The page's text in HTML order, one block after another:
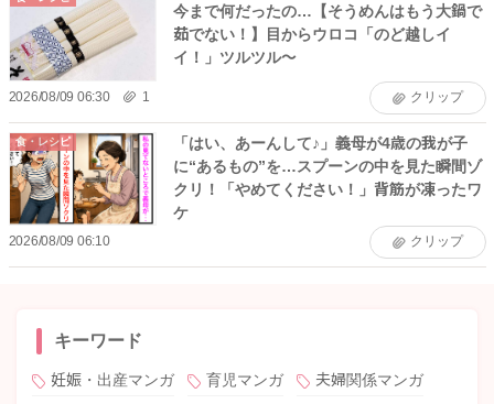
今まで何だったの…【そうめんはもう大鍋で
茹でない！】目からウロコ「のど越しイ
イ！」ツルツル〜
2026/08/09 06:30 1 クリップ
食・レシピ
「はい、あーんして♪」義母が4歳の我が子
に“あるもの”を…スプーンの中を見た瞬間ゾ
クリ！「やめてください！」背筋が凍ったワ
ケ
2026/08/09 06:10 クリップ
キーワード
妊娠・出産マンガ 育児マンガ
夫婦関係マンガ